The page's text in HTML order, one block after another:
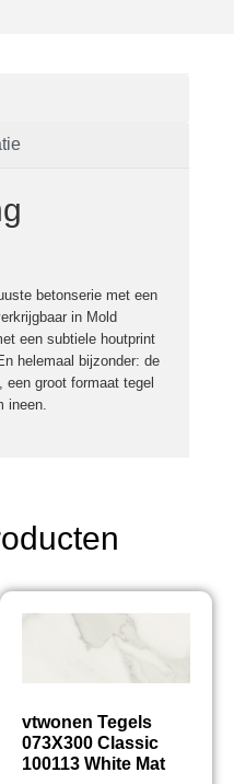
betonserie met een
in Mold
een subtiele houtprint
helemaal bijzonder: de
een groot formaat tegel
ineen.
vtwonen Tegels
073X300 Classic
100113 White Mat